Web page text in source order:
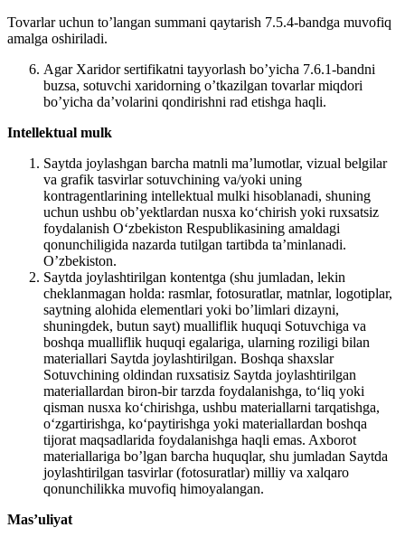
Tovarlar uchun to’langan summani qaytarish 7.5.4-bandga muvofiq
amalga oshiriladi.
Agar Xaridor sertifikatni tayyorlash bo’yicha 7.6.1-bandni
buzsa, sotuvchi xaridorning o’tkazilgan tovarlar miqdori
bo’yicha da’volarini qondirishni rad etishga haqli.
Intellektual mulk
Saytda joylashgan barcha matnli maʼlumotlar, vizual belgilar
va grafik tasvirlar sotuvchining va/yoki uning
kontragentlarining intellektual mulki hisoblanadi, shuning
uchun ushbu obʼyektlardan nusxa koʻchirish yoki ruxsatsiz
foydalanish Oʻzbekiston Respublikasining amaldagi
qonunchiligida nazarda tutilgan tartibda taʼminlanadi.
O’zbekiston.
Saytda joylashtirilgan kontentga (shu jumladan, lekin
cheklanmagan holda: rasmlar, fotosuratlar, matnlar, logotiplar,
saytning alohida elementlari yoki bo’limlari dizayni,
shuningdek, butun sayt) mualliflik huquqi Sotuvchiga va
boshqa mualliflik huquqi egalariga, ularning roziligi bilan
materiallari Saytda joylashtirilgan. Boshqa shaxslar
Sotuvchining oldindan ruxsatisiz Saytda joylashtirilgan
materiallardan biron-bir tarzda foydalanishga, to‘liq yoki
qisman nusxa ko‘chirishga, ushbu materiallarni tarqatishga,
o‘zgartirishga, ko‘paytirishga yoki materiallardan boshqa
tijorat maqsadlarida foydalanishga haqli emas. Axborot
materiallariga bo’lgan barcha huquqlar, shu jumladan Saytda
joylashtirilgan tasvirlar (fotosuratlar) milliy va xalqaro
qonunchilikka muvofiq himoyalangan.
Mas’uliyat